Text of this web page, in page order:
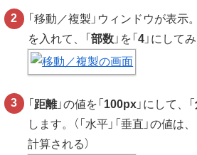
「移動／複製」ウィンドウが表示
を入れて、「部数 」を「4 」にして
「 距離」の値を「 100px 」にして、「
します。（「水平」「垂直」の値は
計算される）